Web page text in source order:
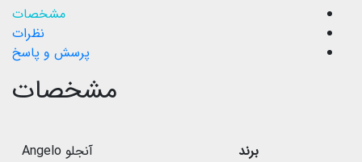
مشخصات
نظرات
پرسش و پاسخ
مشخصات
برند آنجلو Angelo